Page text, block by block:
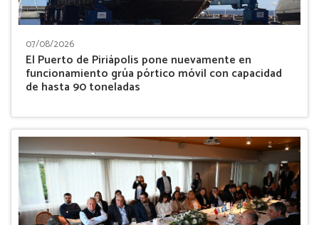
07/08/2026
El Puerto de Piriápolis pone nuevamente en
funcionamiento grúa pórtico móvil con capacidad
de hasta 90 toneladas